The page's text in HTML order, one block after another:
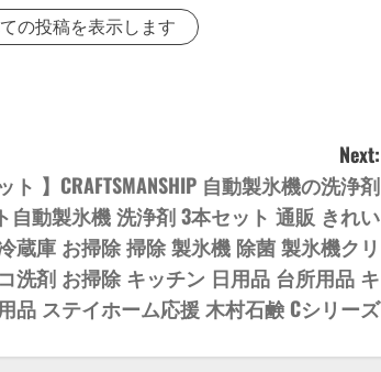
の投稿を表示します
Next:
ト 】CRAFTSMANSHIP 自動製氷機の洗浄剤
自動製氷機 洗浄剤 3本セット 通販 きれい
蔵庫 お掃除 掃除 製氷機 除菌 製氷機クリ
洗剤 お掃除 キッチン 日用品 台所用品 キ
品 ステイホーム応援 木村石鹸 Cシリーズ